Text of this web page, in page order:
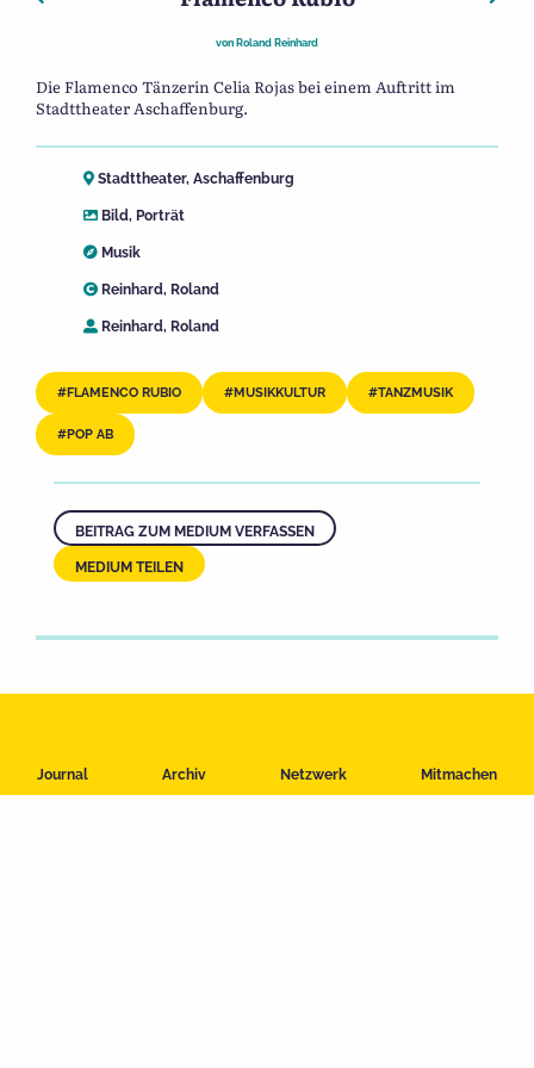
Journal Archiv Netzwerk Mitmachen
von Roland Reinhard
Die Flamenco Tänzerin Celia Rojas bei einem Auftritt im
Stadttheater Aschaffenburg.
Stadttheater, Aschaffenburg
Bild, Porträt
Musik
Reinhard, Roland
Reinhard, Roland
FLAMENCO RUBIO MUSIKKULTUR TANZMUSIK
POP AB
BEITRAG ZUM MEDIUM VERFASSEN
MEDIUM TEILEN